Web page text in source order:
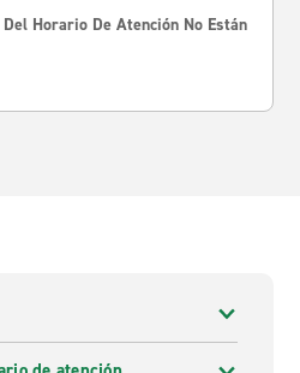
Horario De Atención No Están